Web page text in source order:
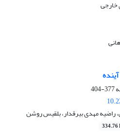
377-404
راضیه مهدی بیرقدار، بلقیس روشن
334.76